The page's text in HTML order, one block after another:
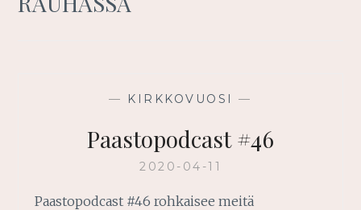
— KIRKKOVUOSI —
Paastopodcast #46
2020-04-11
Paastopodcast #46 rohkaisee meitä